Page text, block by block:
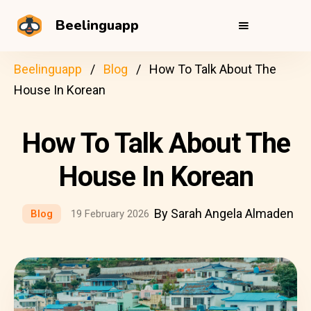
Beelinguapp
Beelinguapp Blog
How To Talk About The
House In Korean
How To Talk About The
House In Korean
Blog 19 February 2026 By Sarah Angela Almaden